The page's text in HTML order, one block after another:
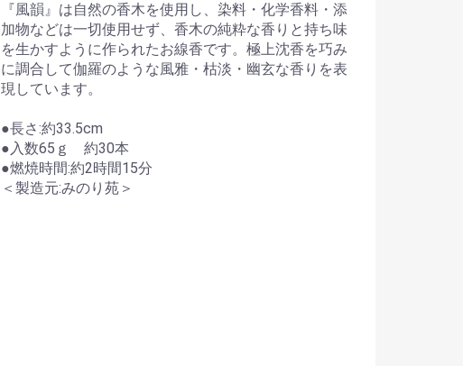
『風韻』は自然の香木を使用し、染料・化学香料・添
加物などは一切使用せず、香木の純粋な香りと持ち味
を生かすように作られたお線香です。極上沈香を巧み
に調合して伽羅のような風雅・枯淡・幽玄な香りを表
現しています。
●長さ:約33.5cm
●入数65ｇ 約30本
●燃焼時間:約2時間15分
＜製造元:みのり苑＞